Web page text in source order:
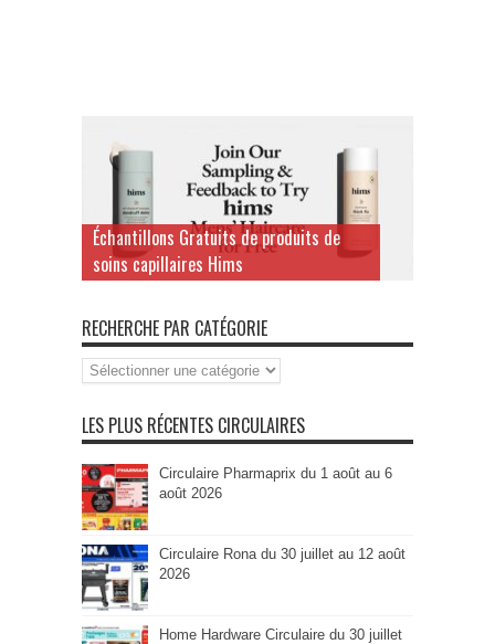
Échantillons Gratuits de produits de
soins capillaires Hims
RECHERCHE PAR CATÉGORIE
Recherche
par
LES PLUS RÉCENTES CIRCULAIRES
Circulaire Pharmaprix du 1 août au 6
août 2026
Circulaire Rona du 30 juillet au 12 août
2026
Home Hardware Circulaire du 30 juillet